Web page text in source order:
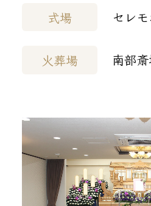
式場 セレ
火葬場 南部